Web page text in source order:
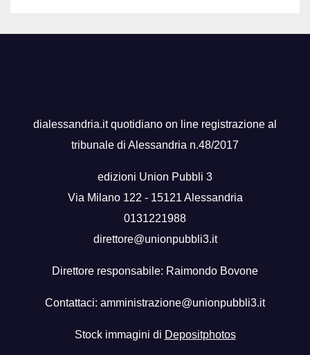
dialessandria.it quotidiano on line registrazione al
tribunale di Alessandria n.48/2017
edizioni Union Pubbli 3
Via Milano 122 - 15121 Alessandria
0131221988
direttore@unionpubbli3.it
Direttore responsabile: Raimondo Bovone
Contattaci: amministrazione@unionpubbli3.it
Stock immagini di Depositphotos